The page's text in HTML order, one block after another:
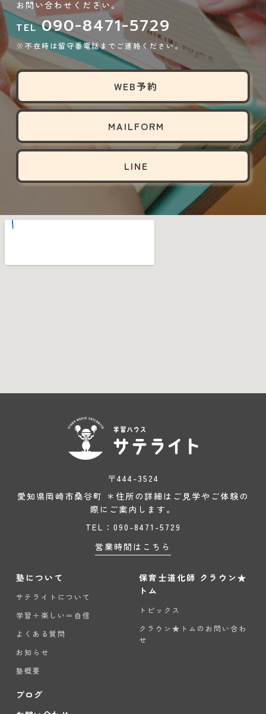
お問い合わせください。
TEL090-8471-5729
※不在時は留守番電話までご連絡ください。
WEB予約
MAILFORM
LINE
〒444-3524
愛知県岡崎市桑谷町 ＊住所の詳細はご見学やご体験の
際にご案内します。
TEL：090-8471-5729
営業時間はこちら
塾について
サテライトについて
学習＋楽しい＝自信
よくある質問
お知らせ
塾概要
保育士道化師 クラウン★
トム
トピックス
クラウン★トムのお問い合わ
せ
ブログ